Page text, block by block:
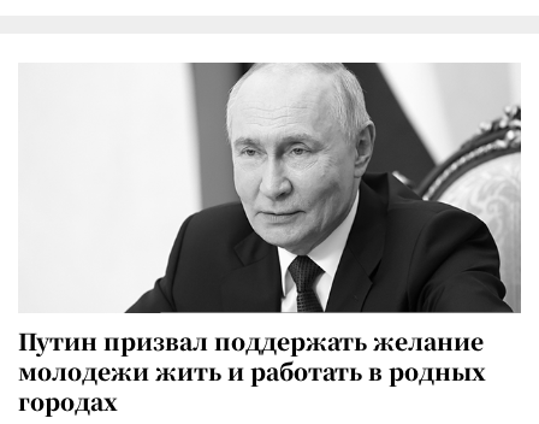
Путин призвал поддержать желание
молодежи жить и работать в родных
городах